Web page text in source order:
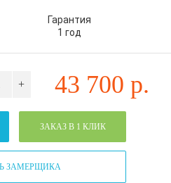
Гарантия
1 год
+ 43 700 р.
ЗАКАЗ В 1 КЛИК
ЗАМЕРЩИКА